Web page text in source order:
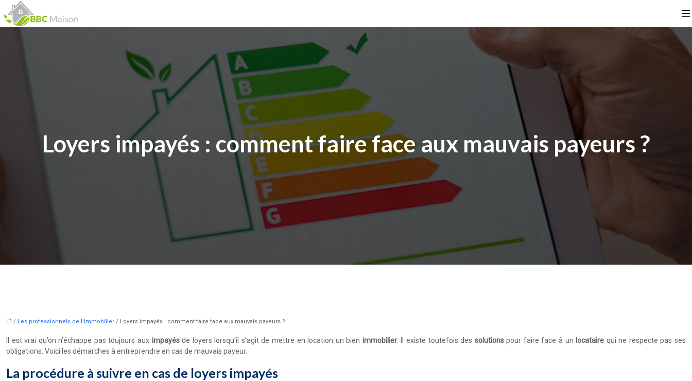
Loyers impayés : comment faire face aux mauvais payeurs ?
/ Les professionnels de l'immobilier / Loyers impayés : comment faire face aux mauvais payeurs ?
Il est vrai qu’on n’échappe pas toujours aux impayésde loyers lorsqu’il s’agit de mettre en location un bien immobilier. Il existe toutefois des solutionspour faire face à un locataire qui ne respecte pas ses
obligations. Voici les démarches à entreprendre en cas de mauvais payeur.
La procédure à suivre en cas de loyers impayés